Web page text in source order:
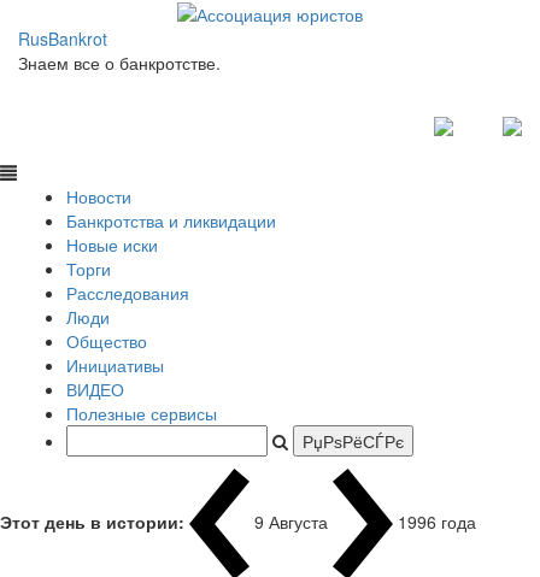
RusBankrot
Знаем все о банкротстве.
Новости
Банкротства и ликвидации
Новые иски
Торги
Расследования
Люди
Общество
Инициативы
ВИДЕО
Полезные сервисы
Этот день в истории: 9 Августа 1996 года